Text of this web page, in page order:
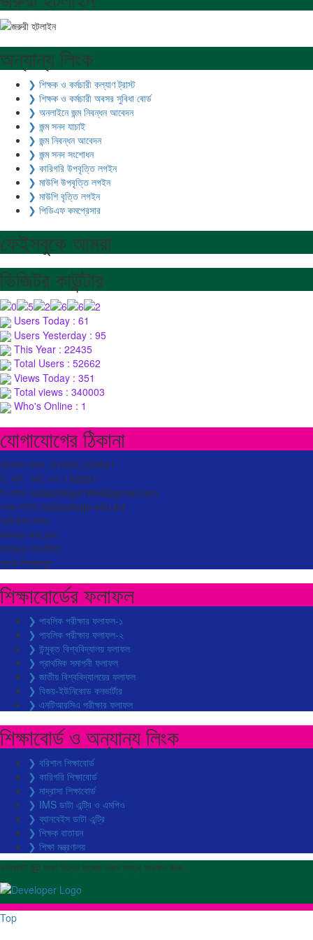
অন্যান্য লিংক
❯ শিক্ষক ও কর্মচারী কল্যাণ ট্রাস্ট
❯ শিক্ষক ও কর্মচারী অবসর সুবিধা বোর্ড
❯ অনলাইনে জন্ম নিবন্ধন আবেদন
❯ জন্ম সনদ যাচাই
❯ জন্ম নিবন্ধন আবেদন
❯ জন্ম সনদ সংশোধন
❯ কারিগরি উপবৃত্তি লগইন
❯ মাউশি উপবৃত্তি লগইন
❯ মাউশি বৃত্তি লগইন
❯ পিডিএফ কমপ্রেসার
ফেইসবুকে আমরা
ভিজিটর কাউন্টার
Users Today : 61
Users Yesterday : 95
This Year : 22435
Total Users : 52662
Views Today : 351
Total views : 340003
Who's Online : 1
যোগাযোগের ঠিকানা
মোবাইল নম্বর: 01309-102821
ই. আই. আই. এন: 102821
ই-মেইল: safacollege1994@gmail.com
ওয়েব সাইটঃ safacollege.edu.bd
প্রতিষ্ঠান কোডঃ
ডাকঘরঃ সাফা বন্দর
উপজেলাঃ মঠবাড়িয়া
জেলাঃ পিরোজপুর
শিক্ষাবোর্ডের ফলাফল
❯ পাবলিক পরীক্ষার ফলাফল-১
❯ পাবলিক পরীক্ষার ফলাফল-২
❯ উন্মুক্ত বিশ্ববিদ্যালয় ফলাফল
❯ প্রাথমিক সমাপনী ফলাফল
❯ জাতীয় বিশ্ববিদ্যালয়ের ফলাফল
❯ বিজয়-ইউনিকোড কনভার্টার
❯ এনটিআরসিএ পরীক্ষার ফলাফল
শিক্ষাবোর্ড ও অন্যান্য লিংক
❯ বরিশাল শিক্ষাবোর্ড
❯ কারিগরি শিক্ষাবোর্ড
❯ মাদ্রাসা শিক্ষাবোর্ড
❯ IMS ডাটা এন্ট্রি ও এমপিও
❯ ব্যানবেইস ডাটা এন্ট্রি
❯ শিক্ষক বাতায়ন
❯ শিক্ষা মন্ত্রণালয়
কপিরাইট @ সাফা ডিগ্রি কলেজ সকল স্বত্ব সংরক্ষণ করে।
Top